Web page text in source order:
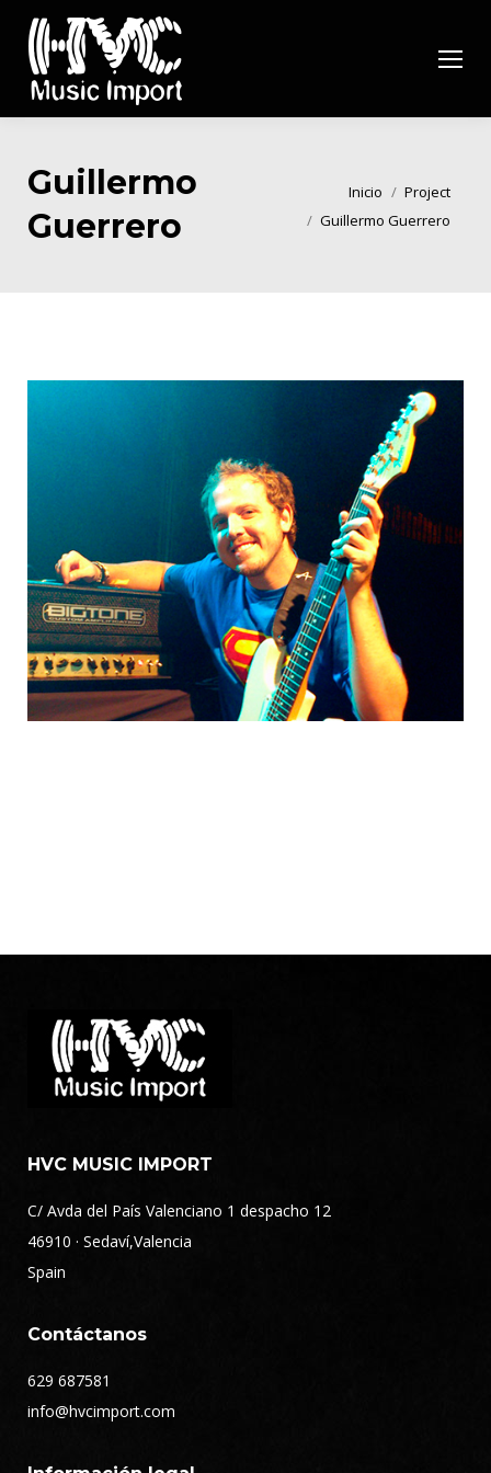
Guillermo
Guerrero
Inicio
Project
Guillermo Guerrero
HVC MUSIC IMPORT
C/ Avda del País Valenciano 1 despacho 12
46910 · Sedaví,Valencia
Spain
Contáctanos
629 687581
info@hvcimport.com